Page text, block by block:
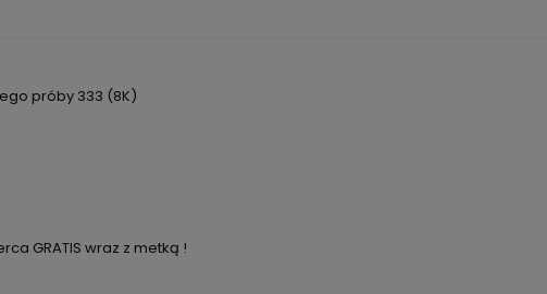
próby 333 (8K)
GRATIS wraz z metką !